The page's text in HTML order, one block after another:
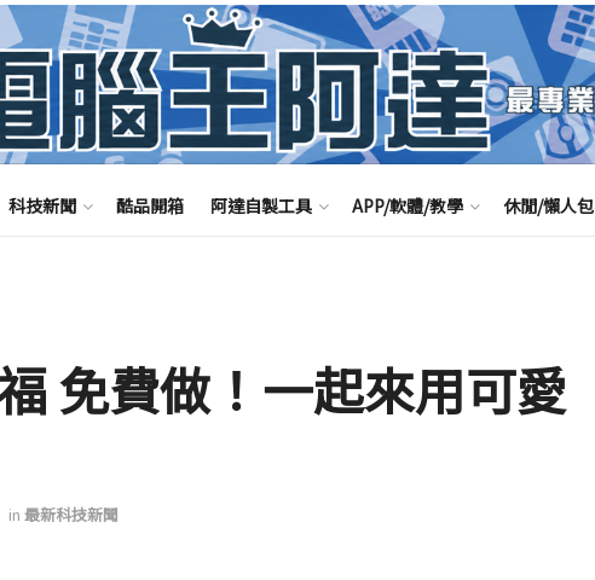
科技新聞 酷品開箱 阿達自製工具 APP/軟體/教學 休閒/懶人包
免費做！一起來用可愛
in 最新科技新聞